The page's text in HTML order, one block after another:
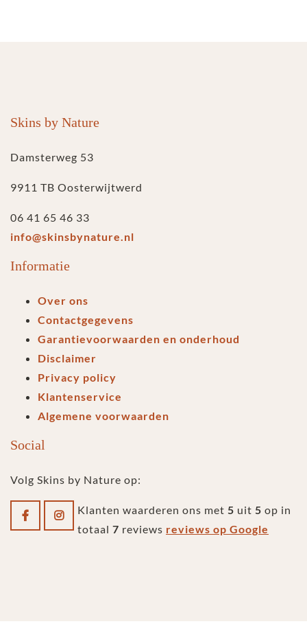
Skins by Nature
Damsterweg 53
9911 TB Oosterwijtwerd
06 41 65 46 33
info@skinsbynature.nl
Informatie
Over ons
Contactgegevens
Garantievoorwaarden en onderhoud
Disclaimer
Privacy policy
Klantenservice
Algemene voorwaarden
Social
Volg Skins by Nature op:
Klanten waarderen ons met 5 uit 5 op in
totaal 7 reviews reviews op Google